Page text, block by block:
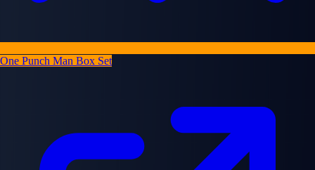
One Punch Man Box Set